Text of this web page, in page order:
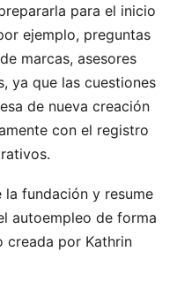
para el inicio
ejemplo, preguntas
marcas, asesores
ya que las cuestiones
de nueva creación
con el registro
la fundación y resume
autoempleo de forma
creada por Kathrin